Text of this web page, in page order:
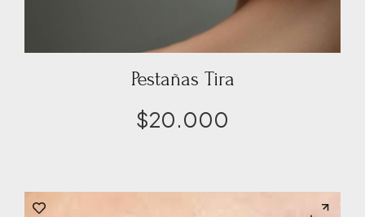
Pestañas Tira
$20.000